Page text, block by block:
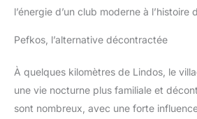
l’énergie d’un club moderne à l’histoire
Pefkos, l’alternative décontractée
À quelques kilomètres de Lindos, le
une vie nocturne plus familiale et
sont nombreux, avec une forte